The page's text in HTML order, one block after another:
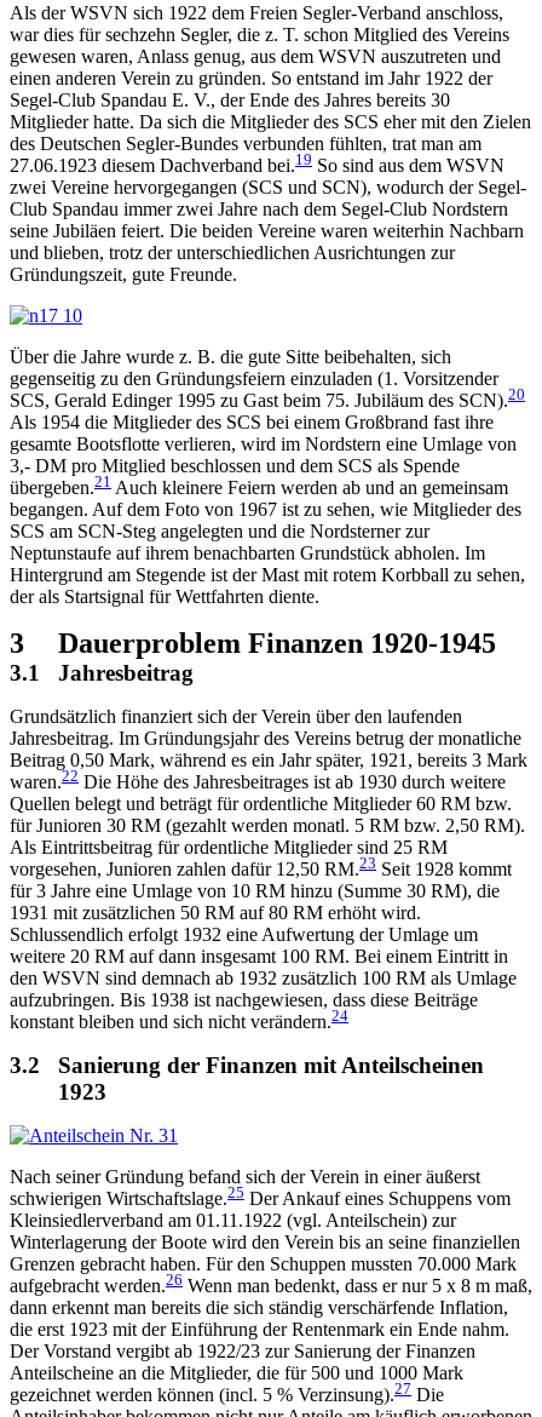
Als der WSVN sich 1922 dem Freien Segler-Verband anschloss,
war dies für sechzehn Segler, die z. T. schon Mitglied des Vereins
gewesen waren, Anlass genug, aus dem WSVN auszutreten und
einen anderen Verein zu gründen. So entstand im Jahr 1922 der
Segel-Club Spandau E. V., der Ende des Jahres bereits 30
Mitglieder hatte. Da sich die Mitglieder des SCS eher mit den Zielen
des Deutschen Segler-Bundes verbunden fühlten, trat man am
27.06.1923 diesem Dachverband bei.19 So sind aus dem WSVN
zwei Vereine hervorgegangen (SCS und SCN), wodurch der Segel-
Club Spandau immer zwei Jahre nach dem Segel-Club Nordstern
seine Jubiläen feiert. Die beiden Vereine waren weiterhin Nachbarn
und blieben, trotz der unterschiedlichen Ausrichtungen zur
Gründungszeit, gute Freunde.
Über die Jahre wurde z. B. die gute Sitte beibehalten, sich
gegenseitig zu den Gründungsfeiern einzuladen (1. Vorsitzender
SCS, Gerald Edinger 1995 zu Gast beim 75. Jubiläum des SCN).20
Als 1954 die Mitglieder des SCS bei einem Großbrand fast ihre
gesamte Bootsflotte verlieren, wird im Nordstern eine Umlage von
3,- DM pro Mitglied beschlossen und dem SCS als Spende
übergeben.21 Auch kleinere Feiern werden ab und an gemeinsam
begangen. Auf dem Foto von 1967 ist zu sehen, wie Mitglieder des
SCS am SCN-Steg angelegten und die Nordsterner zur
Neptunstaufe auf ihrem benachbarten Grundstück abholen. Im
Hintergrund am Stegende ist der Mast mit rotem Korbball zu sehen,
der als Startsignal für Wettfahrten diente.
3 Dauerproblem Finanzen 1920-1945
3.1 Jahresbeitrag
Grundsätzlich finanziert sich der Verein über den laufenden
Jahresbeitrag. Im Gründungsjahr des Vereins betrug der monatliche
Beitrag 0,50 Mark, während es ein Jahr später, 1921, bereits 3 Mark
waren.22 Die Höhe des Jahresbeitrages ist ab 1930 durch weitere
Quellen belegt und beträgt für ordentliche Mitglieder 60 RM bzw.
für Junioren 30 RM (gezahlt werden monatl. 5 RM bzw. 2,50 RM).
Als Eintrittsbeitrag für ordentliche Mitglieder sind 25 RM
vorgesehen, Junioren zahlen dafür 12,50 RM.23 Seit 1928 kommt
für 3 Jahre eine Umlage von 10 RM hinzu (Summe 30 RM), die
1931 mit zusätzlichen 50 RM auf 80 RM erhöht wird.
Schlussendlich erfolgt 1932 eine Aufwertung der Umlage um
weitere 20 RM auf dann insgesamt 100 RM. Bei einem Eintritt in
den WSVN sind demnach ab 1932 zusätzlich 100 RM als Umlage
aufzubringen. Bis 1938 ist nachgewiesen, dass diese Beiträge
konstant bleiben und sich nicht verändern.24
3.2
Sanierung der Finanzen mit Anteilscheinen
1923
Nach seiner Gründung befand sich der Verein in einer äußerst
schwierigen Wirtschaftslage.25 Der Ankauf eines Schuppens vom
Kleinsiedlerverband am 01.11.1922 (vgl. Anteilschein) zur
Winterlagerung der Boote wird den Verein bis an seine finanziellen
Grenzen gebracht haben. Für den Schuppen mussten 70.000 Mark
aufgebracht werden.26 Wenn man bedenkt, dass er nur 5 x 8 m maß,
dann erkennt man bereits die sich ständig verschärfende Inflation,
die erst 1923 mit der Einführung der Rentenmark ein Ende nahm.
Der Vorstand vergibt ab 1922/23 zur Sanierung der Finanzen
Anteilscheine an die Mitglieder, die für 500 und 1000 Mark
gezeichnet werden können (incl. 5 % Verzinsung).27 Die